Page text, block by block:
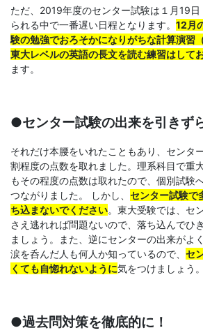
「合
格
結
の
受
験
攻
法」
ただ、2019年度のセンター試験は１月19日
られる中で一番遅い日程となります。 12月
験の勉強でおろそかになりがちな計算演習
東大レベルの英語の長文を読む練習はして
ます。
●センター試験の出来を引きず
それだけ本腰をいれたこともあり、センタ
割程度の点数を取れました。理系科目で重
もその程度の点数は取れたので、個別試験
つながりました。 しかし、 センター試験で
ち込まないでください。東大受験では、セ
さえ逃れれば問題ないので、落ち込んでひ
ましょう。また、逆にセンターの出来がよ
涙を呑んだ人も何人か知っているので、 セ
くても自惚れないように気をつけましょう。
●過去問対策を徹底的に！